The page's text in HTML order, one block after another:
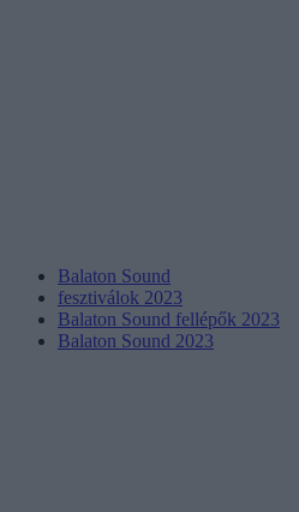
Balaton Sound
fesztiválok 2023
Balaton Sound fellépők 2023
Balaton Sound 2023